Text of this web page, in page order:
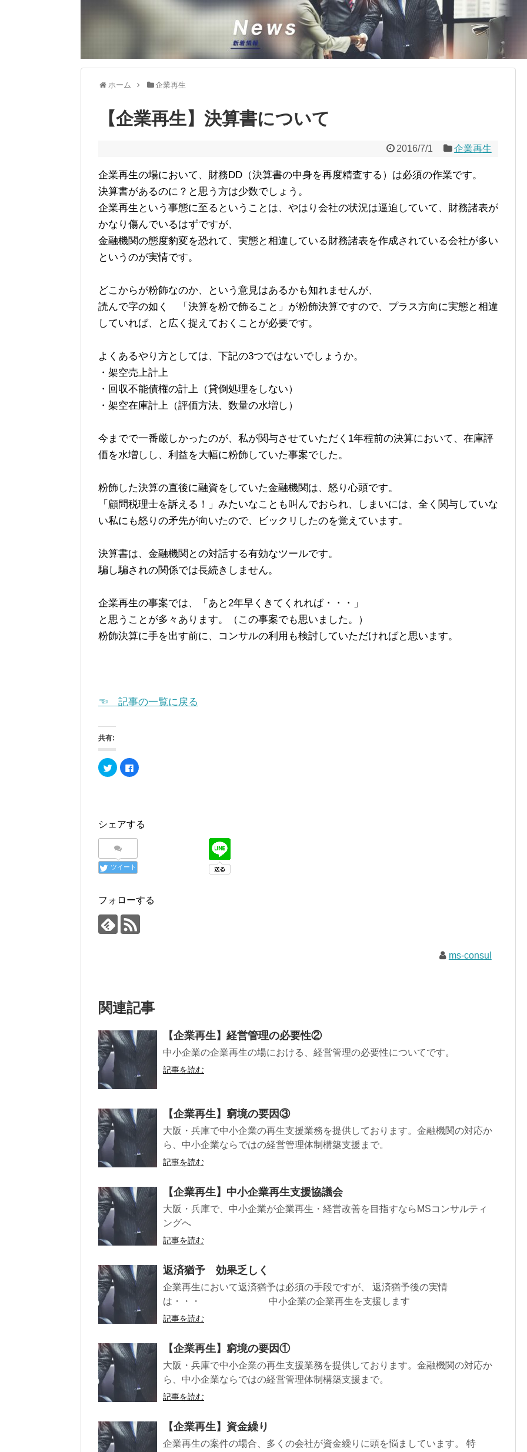
ホーム 企業再生
【企業再生】決算書について
2016/7/1 企業再生
企業再生の場において、財務DD（決算書の中身を再度精査する）は必須の作業です。
決算書があるのに？と思う方は少数でしょう。
企業再生という事態に至るということは、やはり会社の状況は逼迫していて、財務諸表が
かなり傷んでいるはずですが、
金融機関の態度豹変を恐れて、実態と相違している財務諸表を作成されている会社が多い
というのが実情です。
どこからが粉飾なのか、という意見はあるかも知れませんが、
読んで字の如く 「決算を粉で飾ること」が粉飾決算ですので、プラス方向に実態と相違
していれば、と広く捉えておくことが必要です。
よくあるやり方としては、下記の3つではないでしょうか。
・架空売上計上
・回収不能債権の計上（貸倒処理をしない）
・架空在庫計上（評価方法、数量の水増し）
今までで一番厳しかったのが、私が関与させていただく1年程前の決算において、在庫評
価を水増しし、利益を大幅に粉飾していた事案でした。
粉飾した決算の直後に融資をしていた金融機関は、怒り心頭です。
「顧問税理士を訴える！」みたいなことも叫んでおられ、しまいには、全く関与していな
い私にも怒りの矛先が向いたので、ビックリしたのを覚えています。
決算書は、金融機関との対話する有効なツールです。
騙し騙されの関係では長続きしません。
企業再生の事案では、「あと2年早くきてくれれば・・・」
と思うことが多々あります。（この事案でも思いました。）
粉飾決算に手を出す前に、コンサルの利用も検討していただければと思います。
☜ 記事の一覧に戻る
共有:
ク
リ
i
t
t
r
で
共
有
い
ウ
ィ
ン
ド
ウ
F
a
で
共
有
に
は
ク
し
て
く
さ
い
で
開
す
)
シェアする
ツイート
フォローする
ms-consul
関連記事
【企業再生】経営管理の必要性②
中小企業の企業再生の場における、経営管理の必要性についてです。
記事を読む
【企業再生】窮境の要因③
大阪・兵庫で中小企業の再生支援業務を提供しております。金融機関の対応か
ら、中小企業ならではの経営管理体制構築支援まで。
記事を読む
【企業再生】中小企業再生支援協議会
大阪・兵庫で、中小企業が企業再生・経営改善を目指すならMSコンサルティ
ングへ
記事を読む
返済猶予 効果乏しく
企業再生において返済猶予は必須の手段ですが、 返済猶予後の実情
は・・・ 中小企業の企業再生を支援します
記事を読む
【企業再生】窮境の要因①
大阪・兵庫で中小企業の再生支援業務を提供しております。金融機関の対応か
ら、中小企業ならではの経営管理体制構築支援まで。
記事を読む
【企業再生】資金繰り
企業再生の案件の場合、多くの会社が資金繰りに頭を悩ましています。 特